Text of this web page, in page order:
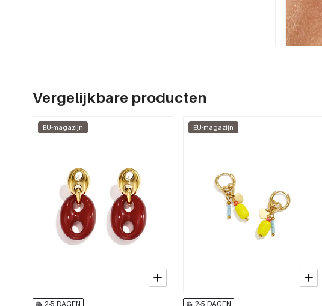
Vergelijkbare producten
EU-magazijn
2-5 DAGEN
EU-magazijn
2-5 DAGEN